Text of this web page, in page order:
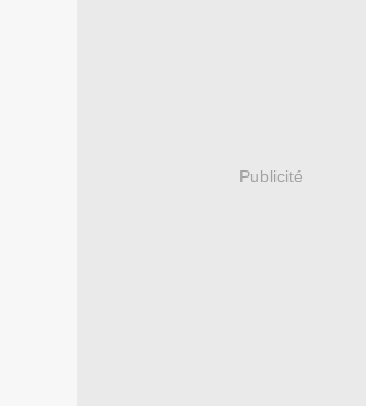
Publicité